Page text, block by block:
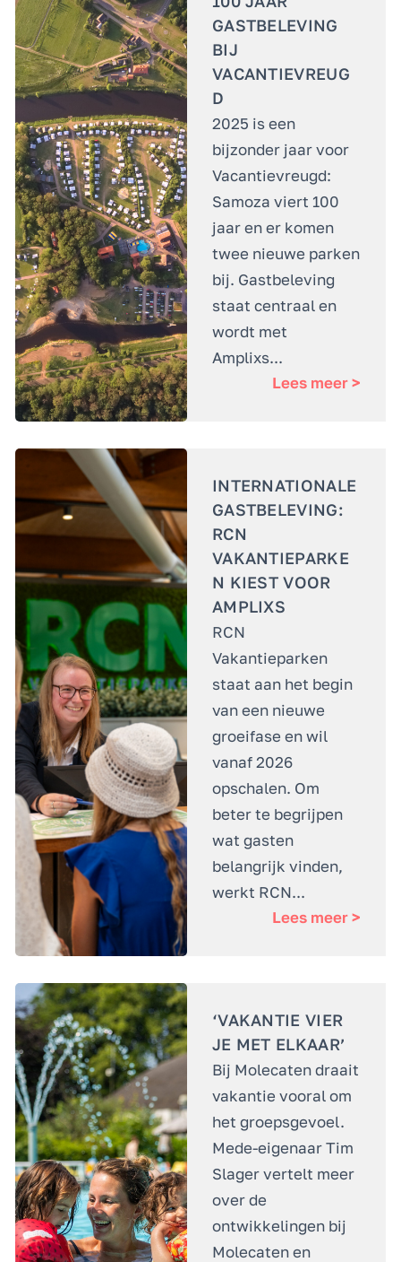
GASTBELEVING
BIJ
VACANTIEVREUG
D
2025 is een
bijzonder jaar voor
Vacantievreugd:
Samoza viert 100
jaar en er komen
twee nieuwe parken
bij. Gastbeleving
staat centraal en
wordt met
Amplixs...
Lees meer >
INTERNATIONALE
GASTBELEVING:
RCN
VAKANTIEPARKE
N KIEST VOOR
AMPLIXS
RCN
Vakantieparken
staat aan het begin
van een nieuwe
groeifase en wil
vanaf 2026
opschalen. Om
beter te begrijpen
wat gasten
belangrijk vinden,
werkt RCN...
Lees meer >
‘VAKANTIE VIER
JE MET ELKAAR’
Bij Molecaten draait
vakantie vooral om
het groepsgevoel.
Mede-eigenaar Tim
Slager vertelt meer
over de
ontwikkelingen bij
Molecaten en